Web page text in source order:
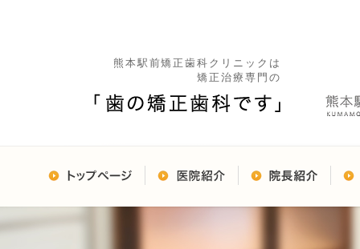
熊本駅前矯正歯科クリニックは
矯正治療専門の